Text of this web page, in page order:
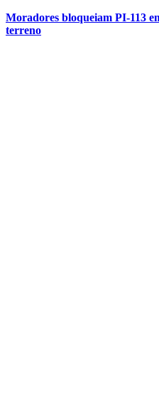
Moradores bloqueiam PI-113
terreno